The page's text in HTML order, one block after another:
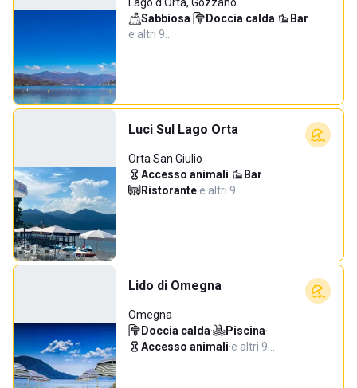
Sabbiosa· Doccia calda· Bar·
e altri 9…
Luci Sul Lago Orta
Orta San Giulio
Accesso animali· Bar·
Ristorante·e altri 9…
Lido di Omegna
Omegna
Doccia calda· Piscina·
Accesso animali·e altri 9…